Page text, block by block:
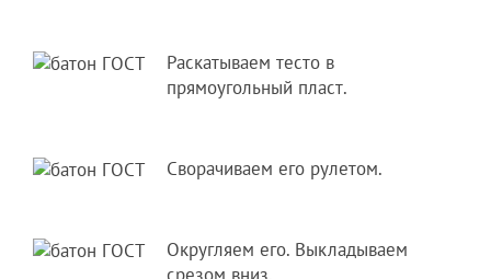
Раскатываем тесто в
прямоугольный пласт.
Сворачиваем его рулетом.
Округляем его. Выкладываем